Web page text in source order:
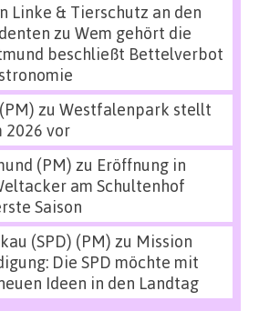
Linke & Tierschutz an den
zu Wem gehört die
beschließt Bettelverbot
zu Westfalenpark stellt
2026 vor
(PM) zu Eröffnung in
am Schultenhof
Saison
(SPD) (PM) zu Mission
Die SPD möchte mit
Ideen in den Landtag